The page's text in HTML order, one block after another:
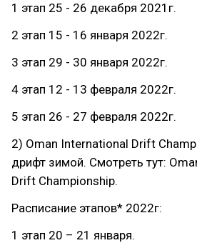
1 этап 25 - 26 декабря 2021г.
2 этап 15 - 16 января 2022г.
3 этап 29 - 30 января 2022г.
4 этап 12 - 13 февраля 2022г.
5 этап 26 - 27 февраля 2022г.
2) Oman International Drift
дрифт зимой. Смотреть тут:
Drift Championship.
Расписание этапов* 2022г:
1 этап 20 – 21 января.